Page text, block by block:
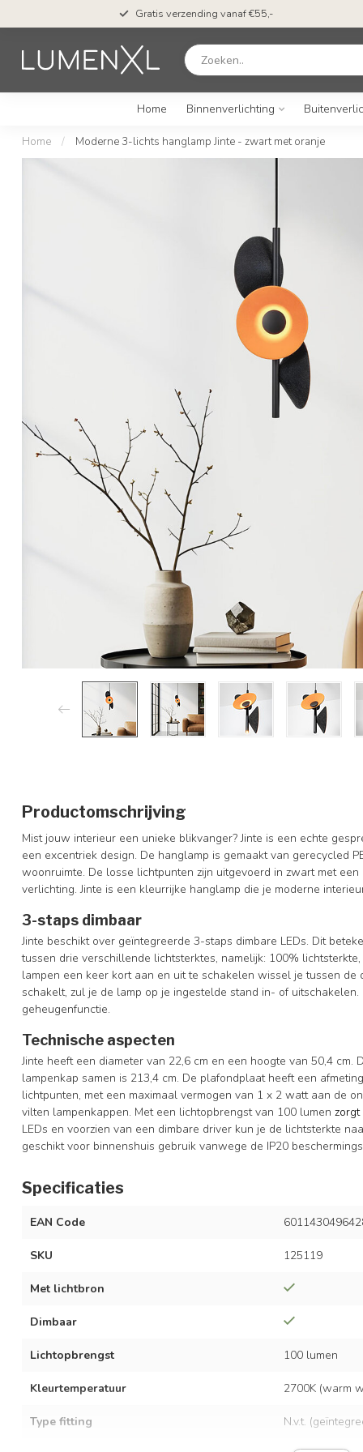
Gratis verzending vanaf €55,-
Home Binnenverlichting
Home / Moderne 3-lichts hanglamp Jinte - zwart met oranje
Productomschrijving
Mist jouw interieur een unieke blikvanger? Jinte is een echte
een excentriek design. De hanglamp is gemaakt van gerecycled
woonruimte. De losse lichtpunten zijn uitgevoerd in zwart met
verlichting. Jinte is een kleurrijke hanglamp die je moderne
3-staps dimbaar
Jinte beschikt over geïntegreerde 3-staps dimbare LEDs. Dit
tussen drie verschillende lichtsterktes, namelijk: 100%
lampen een keer kort aan en uit te schakelen wissel je tussen
schakelt, zul je de lamp op je ingestelde stand in- of
geheugenfunctie.
Technische aspecten
Jinte heeft een diameter van 22,6 cm en een hoogte van 50,4
lampenkap samen is 213,4 cm. De plafondplaat heeft een
lichtpunten, met een maximaal vermogen van 1 x 2 watt aan de
vilten lampenkappen. Met een lichtopbrengst van 100 lumen
LEDs en voorzien van een dimbare driver kun je de lichtsterkte
geschikt voor binnenshuis gebruik vanwege de IP20
Specificaties
EAN Code
SKU 125119
Met lichtbron
Dimbaar
Lichtopbrengst 100 lumen
Kleurtemperatuur 2700K (warm
Type fitting N.v.t.